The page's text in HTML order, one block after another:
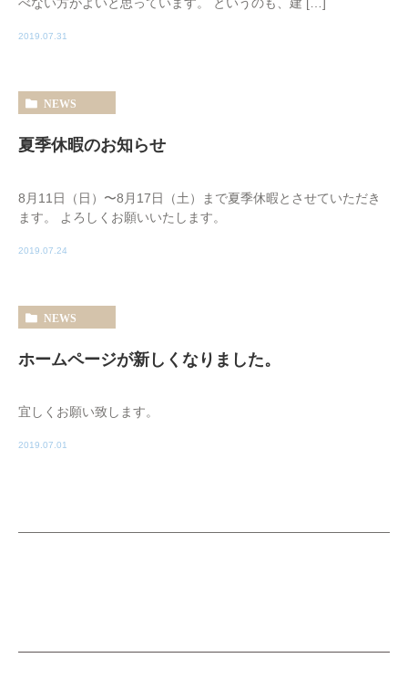
2019.07.31
NEWS
夏季休暇のお知らせ
8月11日（日）〜8月17日（土）まで夏季休暇とさせていただき
ます。 よろしくお願いいたします。
2019.07.24
NEWS
ホームページが新しくなりました。
宜しくお願い致します。
2019.07.01